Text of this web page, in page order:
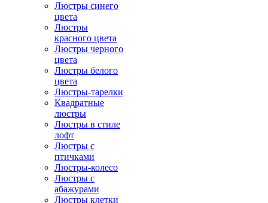
Люстры синего
цвета
Люстры
красного цвета
Люстры черного
цвета
Люстры белого
цвета
Люстры-тарелки
Квадратные
люстры
Люстры в стиле
лофт
Люстры с
птичками
Люстры-колесо
Люстры с
абажурами
Люстры клетки